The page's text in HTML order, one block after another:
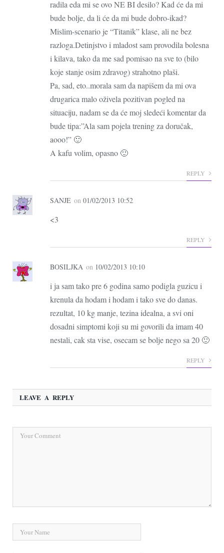
radila eda mi se ovo NE BI desilo? Kad će da mi
bude bolje, da li će da mi bude dobro-ikad?
Mislim-scenario je “Titanik” klase, ali ne bez
razloga.Detinjstvo i mladost sam provodila bolesna
i kilava, tako da me sad pomisao na sve to (bilo
koje stanje osim zdravog) strahotno plaši.
Pa, sad, eto..morala sam da napišem da mi ova
drugarica malo oživela pozitivan pogled na
situaciju, nadam se da će moj sledeći komentar da
bude tipa:”Ala sam pojela trening za doručak,
aooo!” 🙂
A kafu volim, opasno 🙂
REPLY
SANJE on 01/02/2013 10:52
<3
REPLY
BOSILJKA on 10/02/2013 10:10
i ja sam tako pre 6 godina samo podigla guzicu i
krenula da hodam i hodam i tako sve do danas.
rezultat, 10 kg manje, tezina idealna, a svi oni
dosadni simptomi koji su mi govorili da imam 40
nestali, cak sta vise, osecam se bolje nego sa 20 🙂
REPLY
LEAVE A REPLY